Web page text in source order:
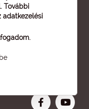
További
adatkezelési